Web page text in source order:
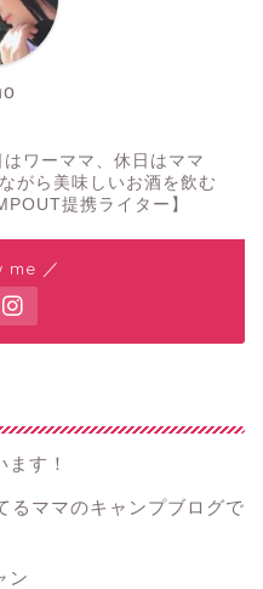
ワーママ、休日はママ
がら美味しいお酒を飲む
提携ライター】
me ／
す！
るママのキャンプブログで
ン